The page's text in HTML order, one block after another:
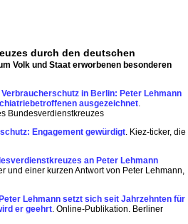
durch den deutschen
Volk und Staat erworbenen besonderen
in Berlin: Peter Lehmann
ausgezeichnet.
Bundesverdienstkreuzes
Engagement gewürdigt. Kiez-ticker, die
an Peter Lehmann
und einer kurzen Antwort von Peter Lehmann,
Lehmann setzt sich seit Jahrzehnten für
er geehrt. Online-Publikation. Berliner